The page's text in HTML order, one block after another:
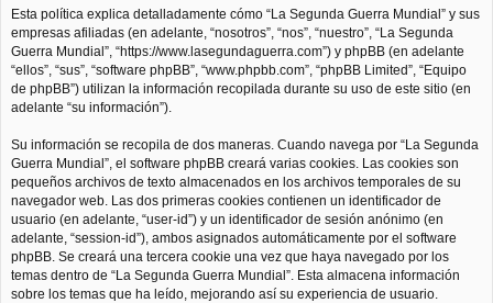
Esta política explica detalladamente cómo “La Segunda Guerra Mundial” y sus
empresas afiliadas (en adelante, “nosotros”, “nos”, “nuestro”, “La Segunda
Guerra Mundial”, “https://www.lasegundaguerra.com”) y phpBB (en adelante
“ellos”, “sus”, “software phpBB”, “www.phpbb.com”, “phpBB Limited”, “Equipo
de phpBB”) utilizan la información recopilada durante su uso de este sitio (en
adelante “su información”).
Su información se recopila de dos maneras. Cuando navega por “La Segunda
Guerra Mundial”, el software phpBB creará varias cookies. Las cookies son
pequeños archivos de texto almacenados en los archivos temporales de su
navegador web. Las dos primeras cookies contienen un identificador de
usuario (en adelante, “user-id”) y un identificador de sesión anónimo (en
adelante, “session-id”), ambos asignados automáticamente por el software
phpBB. Se creará una tercera cookie una vez que haya navegado por los
temas dentro de “La Segunda Guerra Mundial”. Esta almacena información
sobre los temas que ha leído, mejorando así su experiencia de usuario.